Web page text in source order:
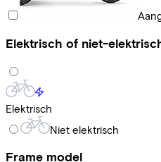
Elektrisch of niet-
Elektrisch
Niet elektrisch
Frame model